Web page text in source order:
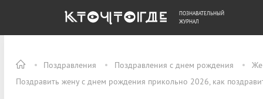
Поздравления Поздравления с днем рождения
Поздравить жену с днем рождения прикольно 2026, как
ОБЩЕСТВО ДЕНЬГИ
ПОЗНАВАТЕЛЬНЫЙ
ЖУРНАЛ